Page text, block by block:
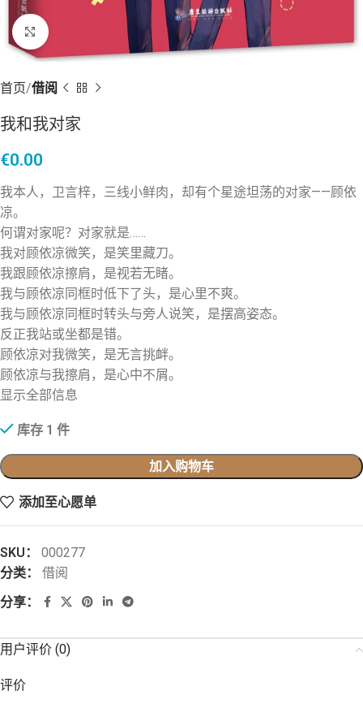
点击放大
首页 借阅
我和我对家
€0.00
我本人，卫言梓，三线小鲜肉，却有个星途坦荡的对家——顾依
凉。
何谓对家呢？对家就是……
我对顾依凉微笑，是笑里藏刀。
我跟顾依凉擦肩，是视若无睹。
我与顾依凉同框时低下了头，是心里不爽。
我与顾依凉同框时转头与旁人说笑，是摆高姿态。
反正我站或坐都是错。
顾依凉对我微笑，是无言挑衅。
顾依凉与我擦肩，是心中不屑。
显示全部信息
库存 1 件
加入购物车
添加至心愿单
SKU： 000277
分类：
借阅
分享：
用户评价 (0)
评价